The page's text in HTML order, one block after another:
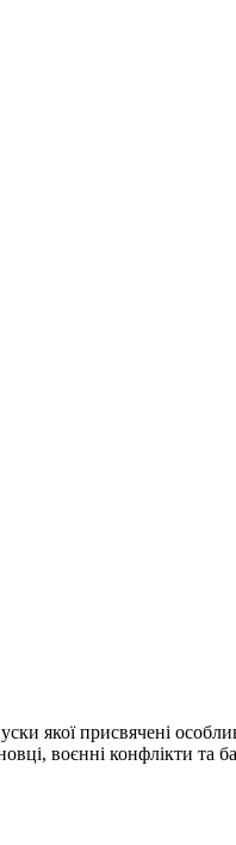
якої присвячені
воєнні конфлікти